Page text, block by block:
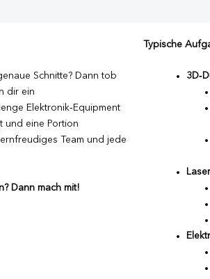
Schnitte? Dann tob
dir ein
Elektronik‑Equipment
und eine Portion
Team und jede
Dann mach mit!
Typische